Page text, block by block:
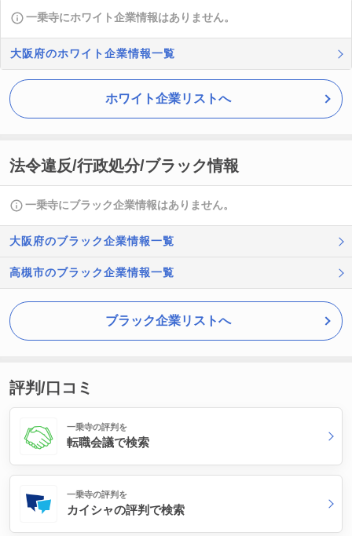
一乗寺にホワイト企業情報はありません。
大阪府のホワイト企業情報一覧
ホワイト企業リストへ
法令違反/行政処分/ブラック情報
一乗寺にブラック企業情報はありません。
大阪府のブラック企業情報一覧
高槻市のブラック企業情報一覧
ブラック企業リストへ
評判/口コミ
一乗寺の評判を
転職会議で検索
一乗寺の評判を
カイシャの評判で検索